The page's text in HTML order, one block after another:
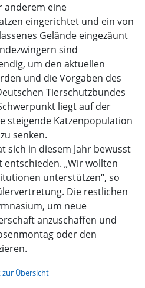
anderem eine
eingerichtet und ein von
Gelände eingezäunt
sind
um den aktuellen
und die Vorgaben des
Tierschutzbundes
liegt auf der
steigende Katzenpopulation
senken.
sich in diesem Jahr bewusst
„Wir wollten
unterstützen“, so
Die restlichen
um neue
anzuschaffen und
oder den
zur Übersicht